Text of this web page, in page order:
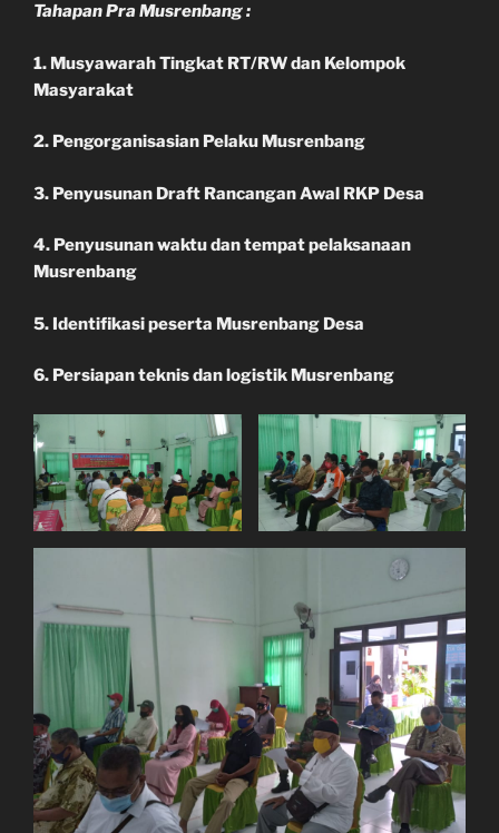
Tahapan Pra Musrenbang :
1. Musyawarah Tingkat RT/RW dan Kelompok
Masyarakat
2. Pengorganisasian Pelaku Musrenbang
3. Penyusunan Draft Rancangan Awal RKP Desa
4. Penyusunan waktu dan tempat pelaksanaan
Musrenbang
5. Identifikasi peserta Musrenbang Desa
6. Persiapan teknis dan logistik Musrenbang